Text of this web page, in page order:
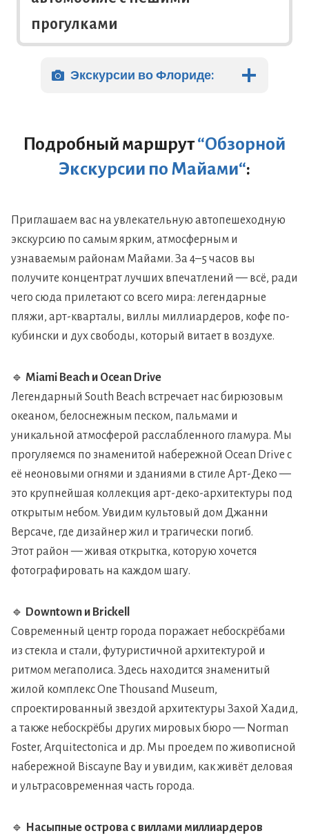
прогулками
Экскурсии во Флориде:
Подробный маршрут“Обзорной
Экскурсии по Майами“:
Приглашаем вас на увлекательную автопешеходную
экскурсию по самым ярким, атмосферным и
узнаваемым районам Майами. За 4–5 часов вы
получите концентрат лучших впечатлений — всё, ради
чего сюда прилетают со всего мира: легендарные
пляжи, арт-кварталы, виллы миллиардеров, кофе по-
кубински и дух свободы, который витает в воздухе.
🔹 Miami Beach и Ocean Drive
Легендарный South Beach встречает нас бирюзовым
океаном, белоснежным песком, пальмами и
уникальной атмосферой расслабленного гламура. Мы
прогуляемся по знаменитой набережной Ocean Drive с
её неоновыми огнями и зданиями в стиле Арт-Деко —
это крупнейшая коллекция арт-деко-архитектуры под
открытым небом. Увидим культовый дом Джанни
Версаче, где дизайнер жил и трагически погиб.
Этот район — живая открытка, которую хочется
фотографировать на каждом шагу.
🔹 Downtown и Brickell
Современный центр города поражает небоскрёбами
из стекла и стали, футуристичной архитектурой и
ритмом мегаполиса. Здесь находится знаменитый
жилой комплекс One Thousand Museum,
спроектированный звездой архитектуры Захой Хадид,
а также небоскрёбы других мировых бюро — Norman
Foster, Arquitectonica и др. Мы проедем по живописной
набережной Biscayne Bay и увидим, как живёт деловая
и ультрасовременная часть города.
🔹
Насыпные острова с виллами миллиардеров